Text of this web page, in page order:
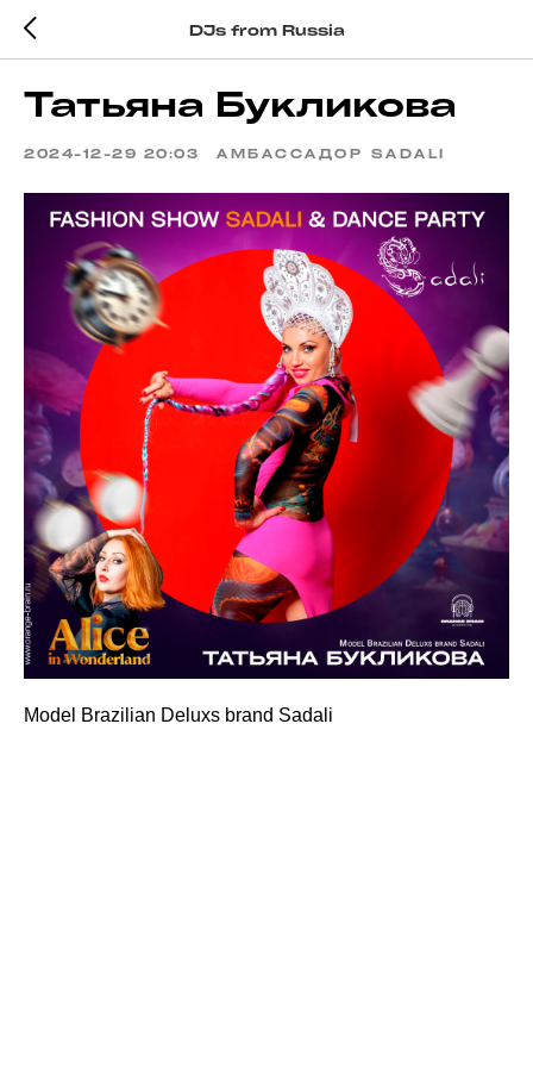
DJs from Russia
Татьяна Букликова
2024-12-29 20:03 АМБАССАДОР SADALI
Model Brazilian Deluxs brand Sadali